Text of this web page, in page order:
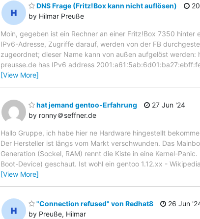
DNS Frage (Fritz!Box kann nicht auflösen)
by Hilmar Preuße
Moin, gegeben ist ein Rechner an einer Fritz!Box 7350
IPv6-Adresse, Zugriffe darauf, werden von der FB
zugeordnet; dieser Name kann von außen aufgelöst werden:
preusse.de has IPv6 address
[View More]
hat jemand gentoo-Erfahrung
by ronny＠seffner.de
27 Jun '24
Hallo Gruppe, ich habe hier ne Hardware hingestellt
Der Hersteller ist längs vom Markt verschwunden. Das
Generation (Sockel, RAM) rennt die Kiste in eine Kernel-
Boot-Device) geschaut. Ist wohl ein gentoo 1.12.xx -
[View More]
"Connection refused" von Redhat8
by Preuße, Hilmar
26 Jun